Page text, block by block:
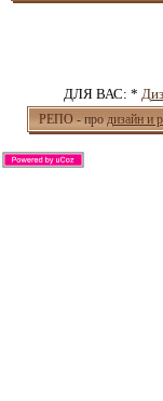
ДЛЯ ВАС: *
РЕПО - про дизайн и